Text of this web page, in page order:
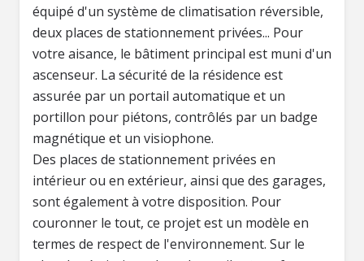
équipé d'un système de climatisation réversible,
deux places de stationnement privées... Pour
votre aisance, le bâtiment principal est muni d'un
ascenseur. La sécurité de la résidence est
assurée par un portail automatique et un
portillon pour piétons, contrôlés par un badge
magnétique et un visiophone.
Des places de stationnement privées en
intérieur ou en extérieur, ainsi que des garages,
sont également à votre disposition. Pour
couronner le tout, ce projet est un modèle en
termes de respect de l'environnement. Sur le